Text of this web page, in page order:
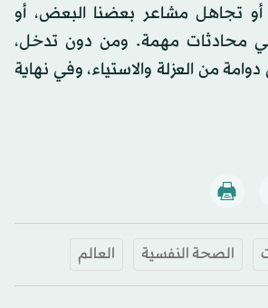
أو تجاهل مشاعر بعضنا البعض، أو
محادثات مهمة. ومن دون تدخل،
من العزلة والاستياء، وفي نهاية
الصحة النفسية العالم